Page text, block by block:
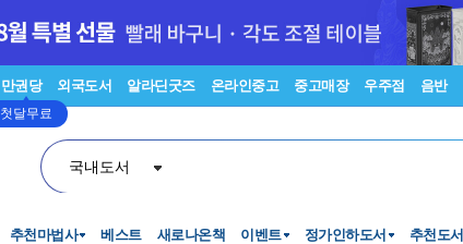
만권당
첫달무료
외국도서 알라딘굿즈 온라인중고 중고매장 우주점 음반
국내도서
추천마법사 베스트 새로나온책 이벤트 정가인하도서 추천도서